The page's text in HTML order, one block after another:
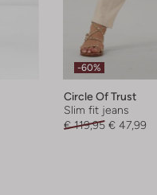
-60%
Circle Of Trust
Slim fit jeans
€ 119,95 € 47,99